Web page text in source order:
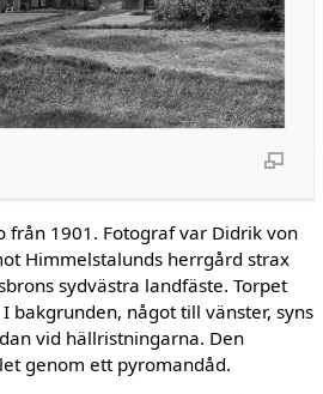
från 1901. Fotograf var Didrik von
Himmelstalunds herrgård strax
sydvästra landfäste. Torpet
bakgrunden, något till vänster, syns
vid hällristningarna. Den
genom ett pyromandåd.